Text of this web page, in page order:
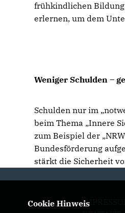
frühkindlichen Bildung
erlernen, um dem
Weniger Schulden –
Schulden nur im
beim Thema „Innere
zum Beispiel der
Bundesförderung
stärkt die Sicherheit
Cookie Hinweis